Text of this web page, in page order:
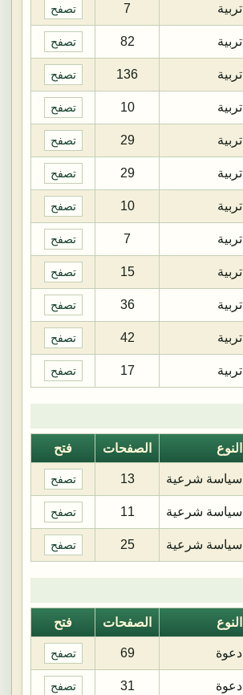
تربية 7 تصفح
تربية 82 تصفح
تربية 136 تصفح
تربية 10 تصفح
تربية 29 تصفح
تربية 29 تصفح
تربية 10 تصفح
تربية 7 تصفح
تربية 15 تصفح
تربية 36 تصفح
تربية 42 تصفح
تربية 17 تصفح
النوع الصفحات فتح
سياسة شرعية 13 تصفح
سياسة شرعية 11 تصفح
سياسة شرعية 25 تصفح
النوع الصفحات فتح
دعوة 69 تصفح
دعوة 31 تصفح